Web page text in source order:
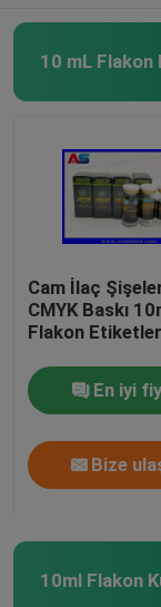
Özel Broşür
Alışveriş
10 mL
Cam İlaç
CMYK Baskı
Flakon
En iyi
Bize
10ml Flakon